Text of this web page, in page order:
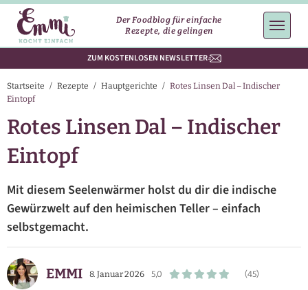
Der Foodblog für einfache
Rezepte, die gelingen
ZUM KOSTENLOSEN NEWSLETTER
Startseite / Rezepte / Hauptgerichte / Rotes Linsen Dal – Indischer
Eintopf
Rotes Linsen Dal – Indischer
Eintopf
Mit diesem Seelenwärmer holst du dir die indische
Gewürzwelt auf den heimischen Teller – einfach
selbstgemacht.
EMMI 8. Januar 2026 5,0 (45)